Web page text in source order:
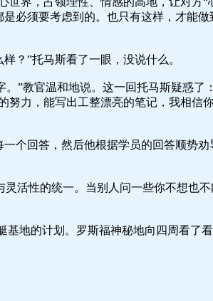
必须要考虑到的。也只有这样，才能
？”托马斯看了一眼，没说什么。
”教官温和地说。这一回托马斯疑惑了
努力，能写出工整漂亮的笔记，我相信
个回答，然后他根据学员的回答顺势劝
活性的统一。当别人问一些你不想也不
地的计划。罗斯福神秘地向四周看了